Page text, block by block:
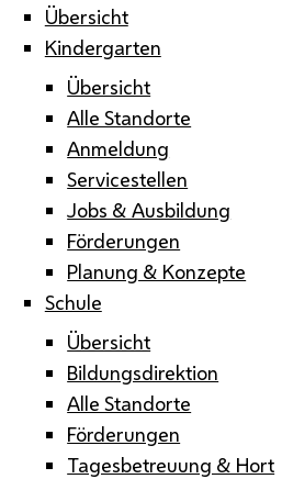
Übersicht
Kindergarten
Übersicht
Alle Standorte
Anmeldung
Servicestellen
Jobs & Ausbildung
Förderungen
Planung & Konzepte
Schule
Übersicht
Bildungsdirektion
Alle Standorte
Förderungen
Tagesbetreuung & Hort